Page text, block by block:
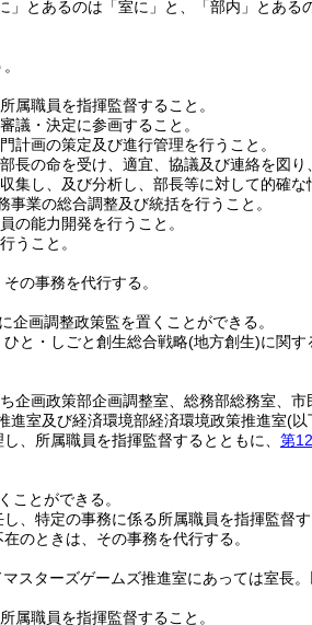
とあるのは「室に」と、「部内」とある
属職員を指揮監督すること。
議・決定に参画すること。
計画の策定及び進行管理を行うこと。
長の命を受け、適宜、協議及び連絡を図り
集し、及び分析し、部長等に対して的確な
事業の総合調整及び統括を行うこと。
の能力開発を行うこと。
うこと。
の事務を代行する。
企画調整政策監を置くことができる。
と・しごと創生総合戦略(地方創生)に関す
企画政策部企画調整室、総務部総務室、
進室及び経済環境部経済環境政策推進室(以
、所属職員を指揮監督するとともに、 第
ことができる。
、特定の事務に係る所属職員を指揮監督す
のときは、その事務を代行する。
スターズゲームズ推進室にあっては室長
属職員を指揮監督すること。